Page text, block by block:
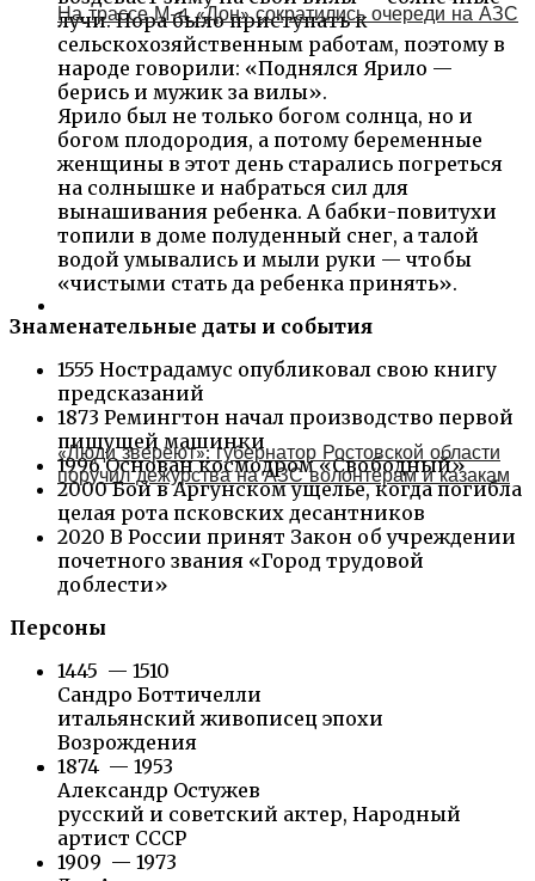
лучи. Пора было приступать к
сельскохозяйственным работам, поэтому в
народе говорили: «Поднялся Ярило —
берись и мужик за вилы».
Ярило был не только богом солнца, но и
богом плодородия, а потому беременные
женщины в этот день старались погреться
на солнышке и набраться сил для
вынашивания ребенка. А бабки-повитухи
топили в доме полуденный снег, а талой
водой умывались и мыли руки — чтобы
«чистыми стать да ребенка принять».
Знаменательные даты и события
1555 Нострадамус опубликовал свою книгу
предсказаний
1873 Ремингтон начал производство первой
пишущей машинки
1996 Основан космодром «Свободный»
2000 Бой в Аргунском ущелье, когда погибла
целая рота псковских десантников
2020 В России принят Закон об учреждении
почетного звания «Город трудовой
доблести»
Персоны
1445 — 1510
Сандро Боттичелли
итальянский живописец эпохи
Возрождения
1874 — 1953
Александр Остужев
русский и советский актер, Народный
артист СССР
1909 — 1973
На трассе М-4 «Дон» сократились очереди на АЗС
«Люди звереют»: губернатор Ростовской области
поручил дежурства на АЗС волонтёрам и казакам